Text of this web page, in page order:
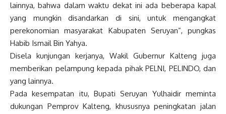
lainnya, bahwa dalam waktu dekat ini ada beberapa kapal
yang mungkin disandarkan di sini, untuk mengangkat
perekonomian masyarakat Kabupaten Seruyan”, pungkas
Habib Ismail Bin Yahya.
Disela kunjungan kerjanya, Wakil Gubernur Kalteng juga
memberikan pelampung kepada pihak PELNI, PELINDO, dan
yang lainnya.
Pada kesempatan itu, Bupati Seruyan Yulhaidir meminta
dukungan Pemprov Kalteng, khususnya peningkatan jalan